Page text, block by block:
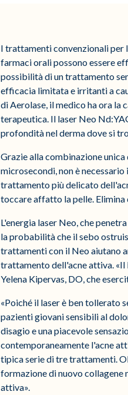
I trattamenti convenzionali per
farmaci orali possono essere
possibilità di un trattamento
efficacia limitata e irritanti a
di Aerolase, il medico ha ora
terapeutica. Il laser Neo
profondità nel derma dove si
Grazie alla combinazione
microsecondi, non è
trattamento più delicato
toccare affatto la pelle. Elimina
L'energia laser Neo, che
la probabilità che il sebo
trattamenti con il Neo aiutano
trattamento dell'acne attiva. «Il
Yelena Kipervas, DO, che
«Poiché il laser è ben tollerato
pazienti giovani sensibili al
disagio e una piacevole
contemporaneamente l'acne
tipica serie di tre trattamenti.
formazione di nuovo collagene
attiva».